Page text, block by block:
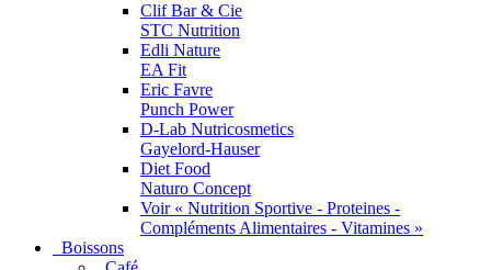
Clif Bar & Cie
STC Nutrition
Edli Nature
EA Fit
Eric Favre
Punch Power
D-Lab Nutricosmetics
Gayelord-Hauser
Diet Food
Naturo Concept
Voir « Nutrition Sportive - Proteines -
Compléments Alimentaires - Vitamines »
Boissons